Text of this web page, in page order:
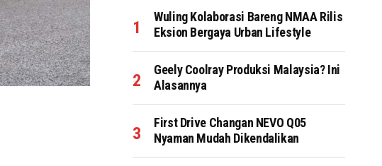
Wuling Kolaborasi Bareng NMAA Rilis
Eksion Bergaya Urban Lifestyle
Geely Coolray Produksi Malaysia? Ini
Alasannya
First Drive Changan NEVO Q05
Nyaman Mudah Dikendalikan